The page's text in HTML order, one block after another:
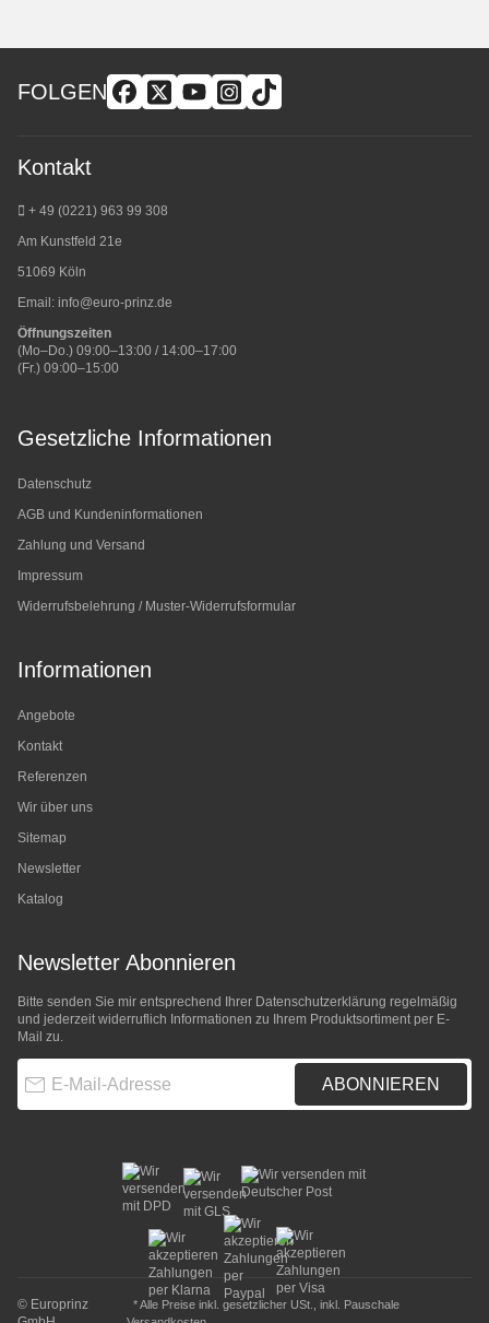
FOLGEN
Kontakt
+ 49 (0221) 963 99 308
Am Kunstfeld 21e
51069 Köln
Email: info@euro-prinz.de
Öffnungszeiten
(Mo–Do.) 09:00–13:00 / 14:00–17:00
(Fr.) 09:00–15:00
Gesetzliche Informationen
Datenschutz
AGB und Kundeninformationen
Zahlung und Versand
Impressum
Widerrufsbelehrung / Muster-Widerrufsformular
Informationen
Angebote
Kontakt
Referenzen
Wir über uns
Sitemap
Newsletter
Katalog
Newsletter Abonnieren
Bitte senden Sie mir entsprechend Ihrer Datenschutzerklärung regelmäßig
und jederzeit widerruflich Informationen zu Ihrem Produktsortiment per E-
Mail zu.
ABONNIEREN
© Europrinz
* Alle Preise inkl. gesetzlicher USt., inkl. Pauschale